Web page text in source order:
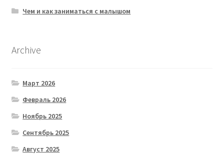
Чем и как заниматься с малышом
Archive
Март 2026
Февраль 2026
Ноябрь 2025
Сентябрь 2025
Август 2025